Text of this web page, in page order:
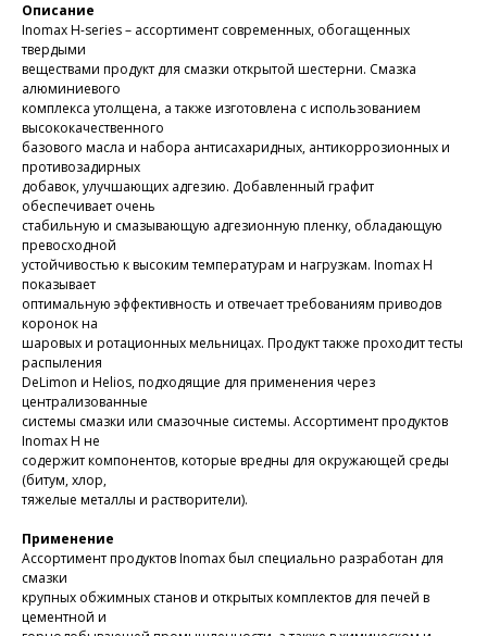
Описание
Inomax H-series – ассортимент современных, обогащенных
твердыми
веществами продукт для смазки открытой шестерни. Смазка
алюминиевого
комплекса утолщена, а также изготовлена с использованием
высококачественного
базового масла и набора антисахаридных, антикоррозионных и
противозадирных
добавок, улучшающих адгезию. Добавленный графит
обеспечивает очень
стабильную и смазывающую адгезионную пленку, обладающую
превосходной
устойчивостью к высоким температурам и нагрузкам. Inomax H
показывает
оптимальную эффективность и отвечает требованиям приводов
коронок на
шаровых и ротационных мельницах. Продукт также проходит тесты
распыления
DeLimon и Helios, подходящие для применения через
централизованные
системы смазки или смазочные системы. Ассортимент продуктов
Inomax H не
содержит компонентов, которые вредны для окружающей среды
(битум, хлор,
тяжелые металлы и растворители).
Применение
Ассортимент продуктов Inomax был специально разработан для
смазки
крупных обжимных станов и открытых комплектов для печей в
цементной и